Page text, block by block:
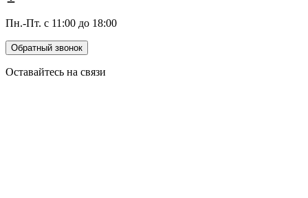
Пн.-Пт. с 11:00 до 18:00
Обратный звонок
Оставайтесь на связи